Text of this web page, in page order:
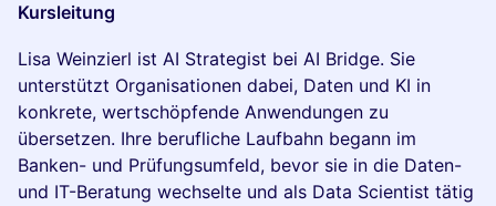
Kursleitung
Lisa Weinzierl ist AI Strategist bei AI Bridge. Sie
unterstützt Organisationen dabei, Daten und KI in
konkrete, wertschöpfende Anwendungen zu
übersetzen. Ihre berufliche Laufbahn begann im
Banken- und Prüfungsumfeld, bevor sie in die Daten-
und IT-Beratung wechselte und als Data Scientist tätig